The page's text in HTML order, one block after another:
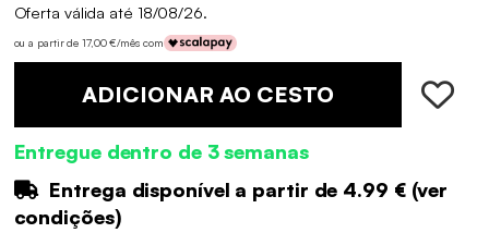
Oferta válida até 18/08/26.
ou a partir de 17,00 €/mês com
ADICIONAR AO CESTO
Entregue dentro de 3 semanas
Entrega disponível a partir de 4.99 €(ver
condições)